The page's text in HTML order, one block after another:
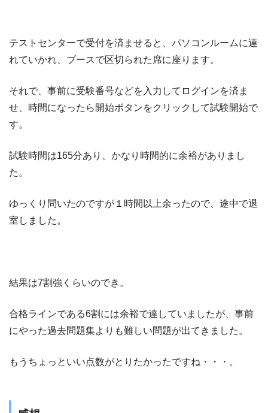
テストセンターで受付を済ませると、パソコンルームに連
れていかれ、ブースで区切られた席に座ります。
それで、事前に受験番号などを入力してログインを済ま
せ、時間になったら開始ボタンをクリックして試験開始で
す。
試験時間は165分あり、かなり時間的に余裕がありまし
た。
ゆっくり問いたのですが１時間以上余ったので、途中で退
室しました。
結果は7割強くらいのでき。
合格ラインである6割には余裕で達していましたが、事前
にやった過去問題集よりも難しい問題が出てきました。
もうちょっといい点数がとりたかったですね・・・。